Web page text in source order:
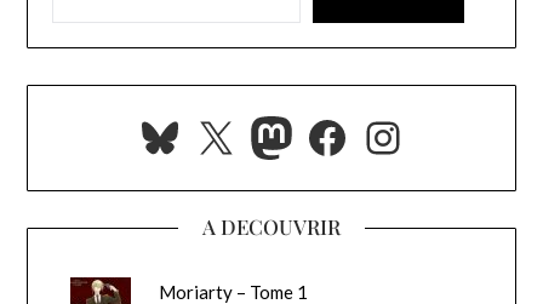
Bluesky
X Mastodon
Facebook
A DECOUVRIR
Moriarty – Tome 1